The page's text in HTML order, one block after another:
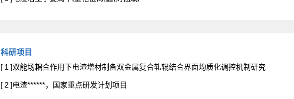
科研项目
[ 1 ]双能场耦合作用下电渣增材制备双金属复合轧辊结合界面均质化调控机制研究
[ 2 ]电渣******，国家重点研发计划项目